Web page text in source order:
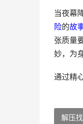
当夜幕
险的故
张质量
妙，为
通过精
解压